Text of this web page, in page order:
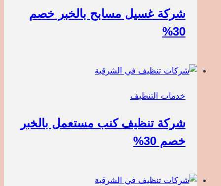
شركة غسيل مسابح بالخبر خصم
30%
خدمات التنظيف
شركة تنظيف كنب مستعمل بالخبر
خصم 30%